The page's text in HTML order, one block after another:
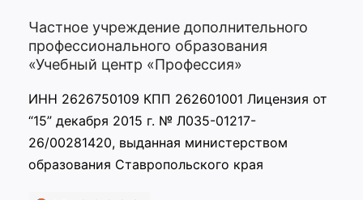
Частное учреждение дополнительного
профессионального образования
«Учебный центр «Профессия»
ИНН 2626750109 КПП 262601001 Лицензия от
“15” декабря 2015 г. № Л035-01217-
26/00281420, выданная министерством
образования Ставропольского края